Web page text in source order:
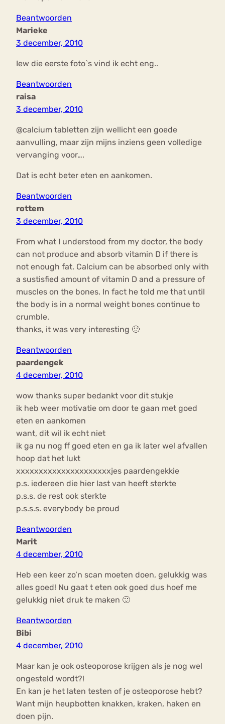
Beantwoorden
Marieke
3 december, 2010
Iew die eerste foto`s vind ik echt eng..
Beantwoorden
raisa
3 december, 2010
@calcium tabletten zijn wellicht een goede
aanvulling, maar zijn mijns inziens geen volledige
vervanging voor….
Dat is echt beter eten en aankomen.
Beantwoorden
rottem
3 december, 2010
From what I understood from my doctor, the body
can not produce and absorb vitamin D if there is
not enough fat. Calcium can be absorbed only with
a sustisfied amount of vitamin D and a pressure of
muscles on the bones. In fact he told me that until
the body is in a normal weight bones continue to
crumble.
thanks, it was very interesting 🙂
Beantwoorden
paardengek
4 december, 2010
wow thanks super bedankt voor dit stukje
ik heb weer motivatie om door te gaan met goed
eten en aankomen
want, dit wil ik echt niet
ik ga nu nog ff goed eten en ga ik later wel afvallen
hoop dat het lukt
xxxxxxxxxxxxxxxxxxxxxjes paardengekkie
p.s. iedereen die hier last van heeft sterkte
p.s.s. de rest ook sterkte
p.s.s.s. everybody be proud
Beantwoorden
Marit
4 december, 2010
Heb een keer zo’n scan moeten doen, gelukkig was
alles goed! Nu gaat t eten ook goed dus hoef me
gelukkig niet druk te maken 🙂
Beantwoorden
Bibi
4 december, 2010
Maar kan je ook osteoporose krijgen als je nog wel
ongesteld wordt?!
En kan je het laten testen of je osteoporose hebt?
Want mijn heupbotten knakken, kraken, haken en
doen pijn.